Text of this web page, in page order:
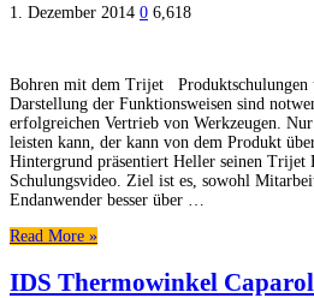
1. Dezember 2014 0 6,618
Bohren mit dem Trijet Produktschulungen
Darstellung der Funktionsweisen sind
erfolgreichen Vertrieb von Werkzeugen.
leisten kann, der kann von dem Produkt
Hintergrund präsentiert Heller seinen Trijet
Schulungsvideo. Ziel ist es, sowohl
Endanwender besser über …
Read More »
IDS Thermowinkel Caparol